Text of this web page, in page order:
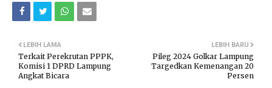
LEBIH BARU
Pileg 2024 Golkar Lampung
Targedkan Kemenangan 20
Persen
LEBIH LAMA
Terkait Perekrutan PPPK,
Komisi 1 DPRD Lampung
Angkat Bicara